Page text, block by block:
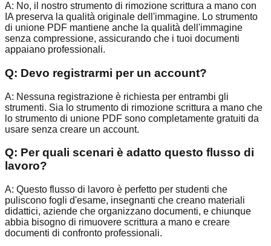
A: No, il nostro strumento di rimozione scrittura a mano con
IA preserva la qualità originale dell'immagine. Lo strumento
di unione PDF mantiene anche la qualità dell'immagine
senza compressione, assicurando che i tuoi documenti
appaiano professionali.
Q: Devo registrarmi per un account?
A: Nessuna registrazione è richiesta per entrambi gli
strumenti. Sia lo strumento di rimozione scrittura a mano che
lo strumento di unione PDF sono completamente gratuiti da
usare senza creare un account.
Q: Per quali scenari è adatto questo flusso di
lavoro?
A: Questo flusso di lavoro è perfetto per studenti che
puliscono fogli d'esame, insegnanti che creano materiali
didattici, aziende che organizzano documenti, e chiunque
abbia bisogno di rimuovere scrittura a mano e creare
documenti di confronto professionali.